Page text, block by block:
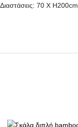
70 Χ Η200cm.